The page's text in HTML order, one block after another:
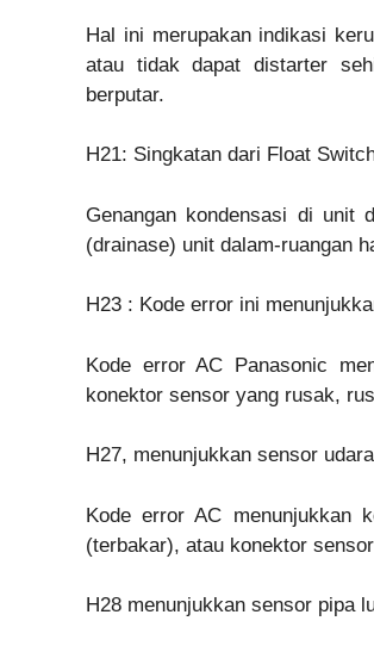
Hal ini merupakan indikasi
atau tidak dapat distarter
berputar.
H21: Singkatan dari Float
Genangan kondensasi di unit
(drainase) unit dalam-ruangan
H23 : Kode error ini
Kode error AC Panasonic
konektor sensor yang rusak,
H27, menunjukkan sensor
Kode error AC menunjukkan
(terbakar), atau konektor
H28 menunjukkan sensor pipa